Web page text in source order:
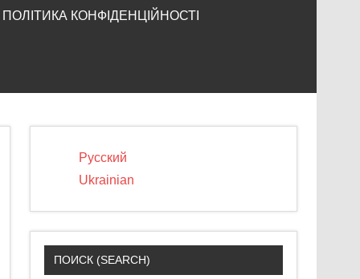
ПОЛІТИКА КОНФІДЕНЦІЙНОСТІ
Русский
Ukrainian
ПОИСК (SEARCH)